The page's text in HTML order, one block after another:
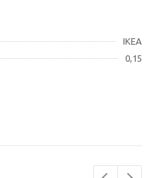
IKEA
0,15